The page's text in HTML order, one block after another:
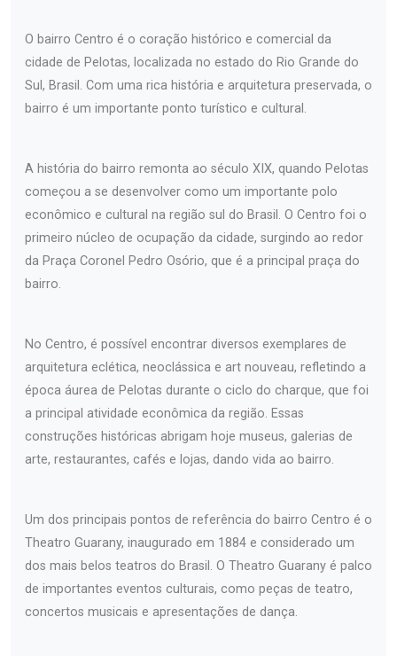
O bairro Centro é o coração histórico e comercial da
cidade de Pelotas, localizada no estado do Rio Grande do
Sul, Brasil. Com uma rica história e arquitetura preservada, o
bairro é um importante ponto turístico e cultural.
A história do bairro remonta ao século XIX, quando Pelotas
começou a se desenvolver como um importante polo
econômico e cultural na região sul do Brasil. O Centro foi o
primeiro núcleo de ocupação da cidade, surgindo ao redor
da Praça Coronel Pedro Osório, que é a principal praça do
bairro.
No Centro, é possível encontrar diversos exemplares de
arquitetura eclética, neoclássica e art nouveau, refletindo a
época áurea de Pelotas durante o ciclo do charque, que foi
a principal atividade econômica da região. Essas
construções históricas abrigam hoje museus, galerias de
arte, restaurantes, cafés e lojas, dando vida ao bairro.
Um dos principais pontos de referência do bairro Centro é o
Theatro Guarany, inaugurado em 1884 e considerado um
dos mais belos teatros do Brasil. O Theatro Guarany é palco
de importantes eventos culturais, como peças de teatro,
concertos musicais e apresentações de dança.